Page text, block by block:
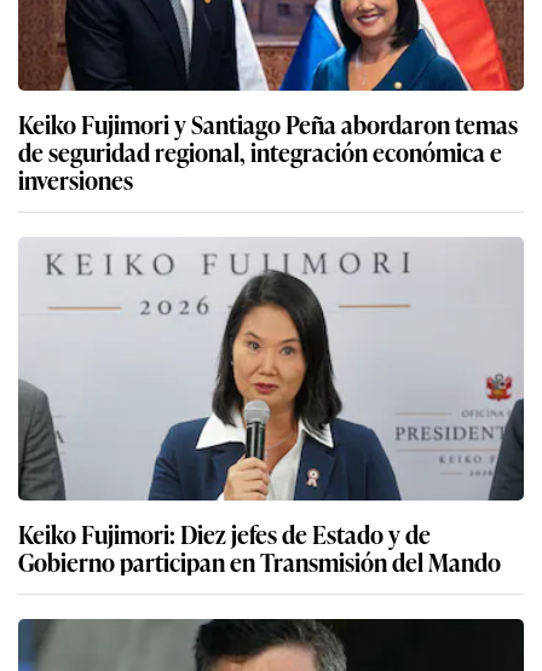
Keiko Fujimori y Santiago Peña abordaron temas
de seguridad regional, integración económica e
inversiones
Keiko Fujimori: Diez jefes de Estado y de
Gobierno participan en Transmisión del Mando